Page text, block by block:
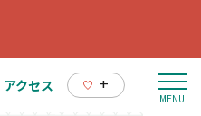
アクセス +